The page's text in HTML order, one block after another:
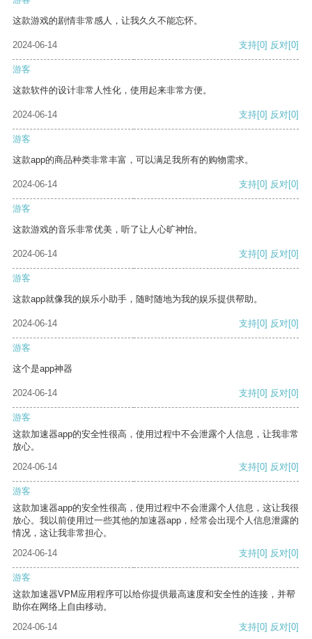
这款游戏的剧情非常感人，让我久久不能忘怀。
2024-06-14 支持[0] 反对[0]
游客
这款软件的设计非常人性化，使用起来非常方便。
2024-06-14 支持[0] 反对[0]
游客
这款app的商品种类非常丰富，可以满足我所有的购物需求。
2024-06-14 支持[0] 反对[0]
游客
这款游戏的音乐非常优美，听了让人心旷神怡。
2024-06-14 支持[0] 反对[0]
游客
这款app就像我的娱乐小助手，随时随地为我的娱乐提供帮助。
2024-06-14 支持[0] 反对[0]
游客
这个是app神器
2024-06-14 支持[0] 反对[0]
游客
这款加速器app的安全性很高，使用过程中不会泄露个人信息，让我非常
放心。
2024-06-14
支持[0] 反对[0]
游客
这款加速器app的安全性很高，使用过程中不会泄露个人信息，这让我很
放心。我以前使用过一些其他的加速器app，经常会出现个人信息泄露的
情况，这让我非常担心。
2024-06-14
支持[0] 反对[0]
游客
这款加速器VPM应用程序可以给你提供最高速度和安全性的连接，并帮
助你在网络上自由移动。
2024-06-14
支持[0] 反对[0]